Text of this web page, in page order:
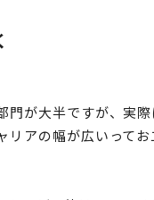
門が大半ですが、実
リアの幅が広いって